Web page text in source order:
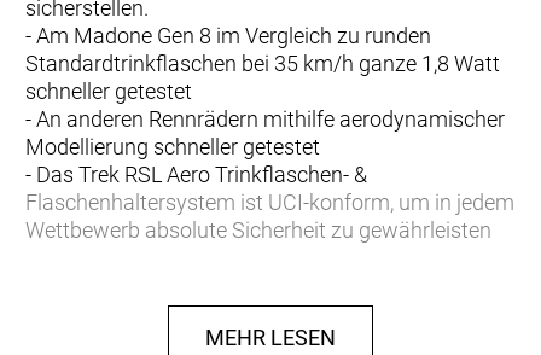
sicherstellen.
- Am Madone Gen 8 im Vergleich zu runden
Standardtrinkflaschen bei 35 km/h ganze 1,8 Watt
schneller getestet
- An anderen Rennrädern mithilfe aerodynamischer
Modellierung schneller getestet
- Das Trek RSL Aero Trinkflaschen- &
Flaschenhaltersystem ist UCI-konform, um in jedem
Wettbewerb absolute Sicherheit zu gewährleisten
- Flasche und Deckel sind spülmaschinenfest und
komplett recycelbarMEHR LESEN